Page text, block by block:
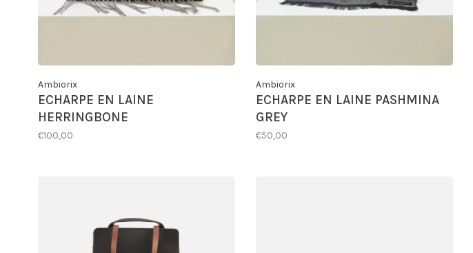
Ambiorix
ECHARPE EN LAINE
HERRINGBONE
€100,00
Ambiorix
ECHARPE EN LAINE PASHMINA
GREY
€50,00